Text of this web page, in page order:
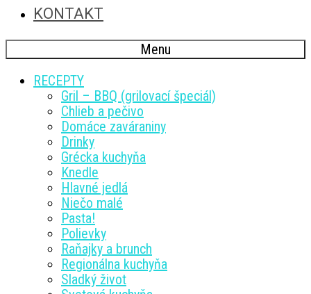
KONTAKT
Menu
RECEPTY
Gril – BBQ (grilovací špeciál)
Chlieb a pečivo
Domáce zaváraniny
Drinky
Grécka kuchyňa
Knedle
Hlavné jedlá
Niečo malé
Pasta!
Polievky
Raňajky a brunch
Regionálna kuchyňa
Sladký život